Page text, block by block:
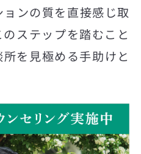
ンの質を直接感じ取
ステップを踏むこと
を見極める手助けと